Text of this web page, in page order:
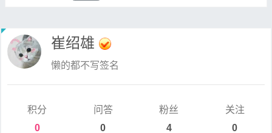
崔绍雄
懒的都不写签名
积分
0
问答
0
粉丝
4
关注
0